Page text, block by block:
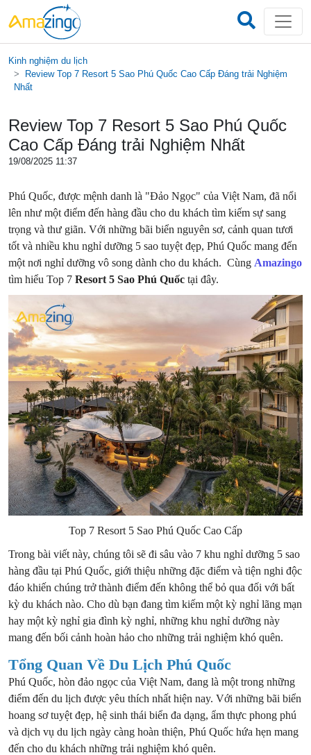
Kinh nghiệm du lịch
Review Top 7 Resort 5 Sao Phú Quốc Cao Cấp Đáng trải Nghiệm
Nhất
Review Top 7 Resort 5 Sao Phú Quốc
Cao Cấp Đáng trải Nghiệm Nhất
19/08/2025 11:37
Phú Quốc, được mệnh danh là "Đảo Ngọc" của Việt Nam, đã nổi
lên như một điểm đến hàng đầu cho du khách tìm kiếm sự sang
trọng và thư giãn. Với những bãi biển nguyên sơ, cảnh quan tươi
tốt và nhiều khu nghỉ dưỡng 5 sao tuyệt đẹp, Phú Quốc mang đến
một nơi nghỉ dưỡng vô song dành cho du khách. Cùng Amazingo
tìm hiểu Top 7 Resort 5 Sao Phú Quốc tại đây.
Top 7 Resort 5 Sao Phú Quốc Cao Cấp
Trong bài viết này, chúng tôi sẽ đi sâu vào 7 khu nghỉ dưỡng 5 sao
hàng đầu tại Phú Quốc, giới thiệu những đặc điểm và tiện nghi độc
đáo khiến chúng trở thành điểm đến không thể bỏ qua đối với bất
kỳ du khách nào. Cho dù bạn đang tìm kiếm một kỳ nghỉ lãng mạn
hay một kỳ nghỉ gia đình kỳ nghỉ, những khu nghỉ dưỡng này
mang đến bối cảnh hoàn hảo cho những trải nghiệm khó quên.
Tổng Quan Về Du Lịch Phú Quốc
Phú Quốc, hòn đảo ngọc của Việt Nam, đang là một trong những
điểm đến du lịch được yêu thích nhất hiện nay. Với những bãi biển
hoang sơ tuyệt đẹp, hệ sinh thái biển đa dạng, ẩm thực phong phú
và dịch vụ du lịch ngày càng hoàn thiện, Phú Quốc hứa hẹn mang
đến cho du khách những trải nghiệm khó quên.